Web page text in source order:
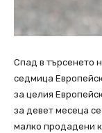
Спад в търсенето
седмица
за целия
за девет месеца
малко продадени